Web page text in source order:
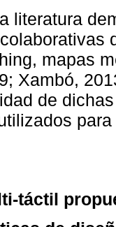
literatura
mapas
Xambó,
de
táctil